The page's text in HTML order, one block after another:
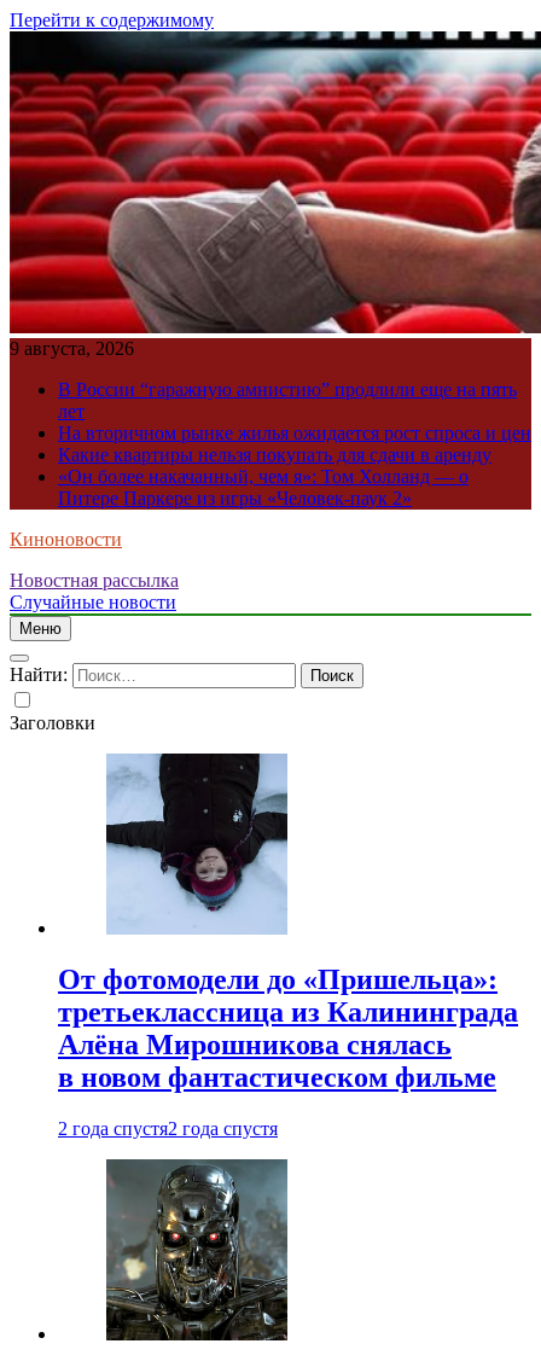
Перейти к содержимому
9 августа, 2026
В России “гаражную амнистию” продлили еще на пять
лет
На вторичном рынке жилья ожидается рост спроса и цен
Какие квартиры нельзя покупать для сдачи в аренду
«Он более накачанный, чем я»: Том Холланд — о
Питере Паркере из игры «Человек-паук 2»
Киноновости
Новостная рассылка
Случайные новости
Меню
Найти:
Заголовки
От фотомодели до «Пришельца»:
третьеклассница из Калининграда
Алёна Мирошникова снялась
в новом фантастическом фильме
2 года спустя2 года спустя